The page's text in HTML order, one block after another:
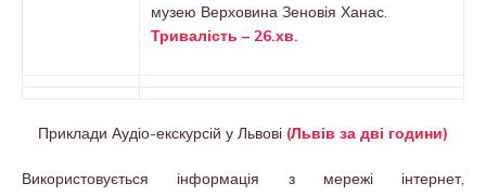
музею Верховина Зеновія Ханас.
Тривалість – 26.хв.
Приклади Аудіо-екскурсій у Львові (Львів за дві години)
Використовується інформація з мережі інтернет,